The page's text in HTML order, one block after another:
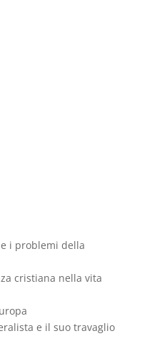
i problemi della
cristiana nella vita
e il suo travaglio